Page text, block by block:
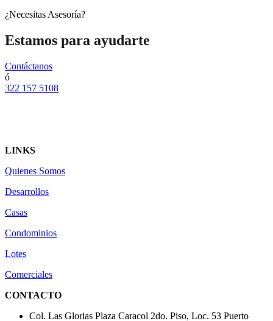
¿Necesitas Asesoría?
Estamos para ayudarte
Contáctanos
ó
322 157 5108
LINKS
Quienes Somos
Desarrollos
Casas
Condominios
Lotes
Comerciales
CONTACTO
Col. Las Glorias Plaza Caracol 2do. Piso, Loc. 53 Puerto